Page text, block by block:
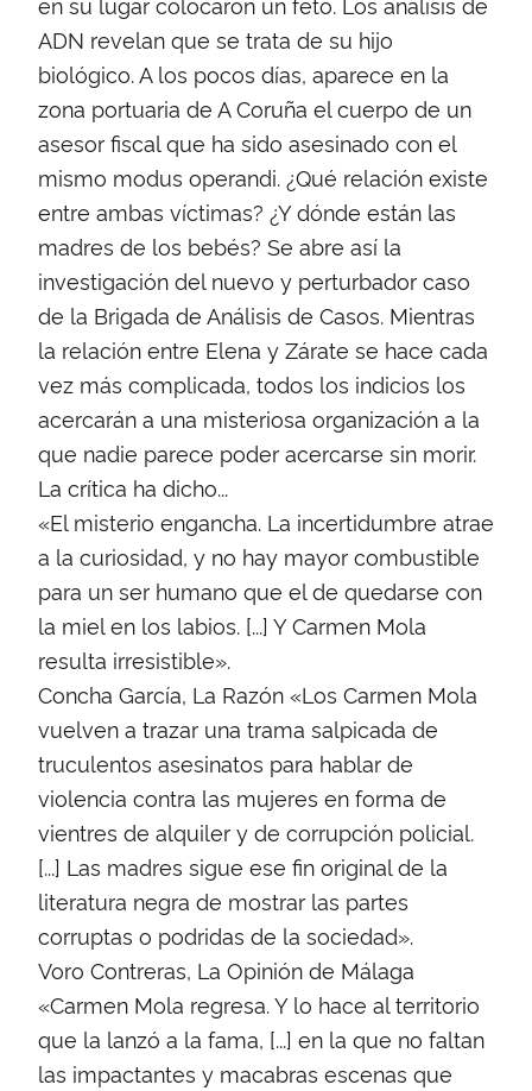
ADN revelan que se trata de su hijo
biológico. A los pocos días, aparece en la
zona portuaria de A Coruña el cuerpo de un
asesor fiscal que ha sido asesinado con el
mismo modus operandi. ¿Qué relación existe
entre ambas víctimas? ¿Y dónde están las
madres de los bebés? Se abre así la
investigación del nuevo y perturbador caso
de la Brigada de Análisis de Casos. Mientras
la relación entre Elena y Zárate se hace cada
vez más complicada, todos los indicios los
acercarán a una misteriosa organización a la
que nadie parece poder acercarse sin morir.
La crítica ha dicho...
«El misterio engancha. La incertidumbre atrae
a la curiosidad, y no hay mayor combustible
para un ser humano que el de quedarse con
la miel en los labios. [...] Y Carmen Mola
resulta irresistible».
Concha García, La Razón «Los Carmen Mola
vuelven a trazar una trama salpicada de
truculentos asesinatos para hablar de
violencia contra las mujeres en forma de
vientres de alquiler y de corrupción policial.
[...] Las madres sigue ese fin original de la
literatura negra de mostrar las partes
corruptas o podridas de la sociedad».
Voro Contreras, La Opinión de Málaga
«Carmen Mola regresa. Y lo hace al territorio
que la lanzó a la fama, [...] en la que no faltan
las impactantes y macabras escenas que